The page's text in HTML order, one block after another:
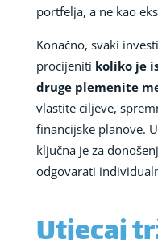
portfelja, a ne kao
Konačno, svaki
procijeniti koliko je
druge plemenite
vlastite ciljeve,
financijske planove.
ključna je za
odgovarati